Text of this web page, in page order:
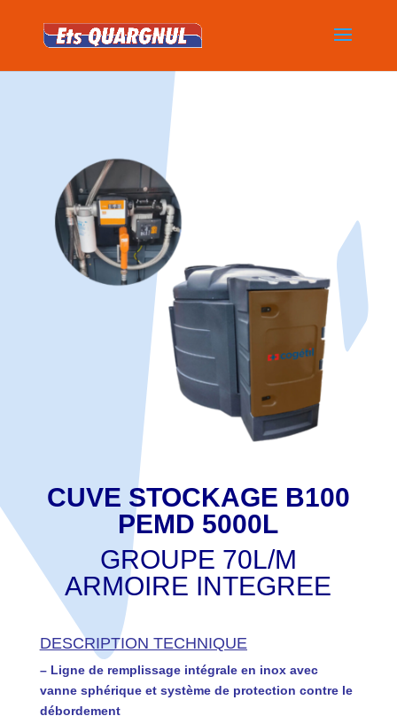
CUVE STOCKAGE B100
PEMD 5000L
GROUPE 70L/M
ARMOIRE INTEGREE
DESCRIPTION TECHNIQUE
– Ligne de remplissage intégrale en inox avec
vanne sphérique et système de protection contre le
débordement